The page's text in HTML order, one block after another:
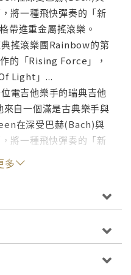
將一種飛快彈奏的「新
帶進重金屬搖滾樂。
搖滾樂團Rainbow的第
的「Rising Force」，
Light」...
電吉他樂手的瑞典吉他
自一個滿是古典樂手與
在深受巴赫(Bach)與
將一種飛快彈奏的「新
帶進重金屬搖滾樂。
生日拿到一把吉他，
樂史上最具影響力的電
J. Malmsteen看
特瑞流行音樂祭
祭一般的放火燒了吉他
多